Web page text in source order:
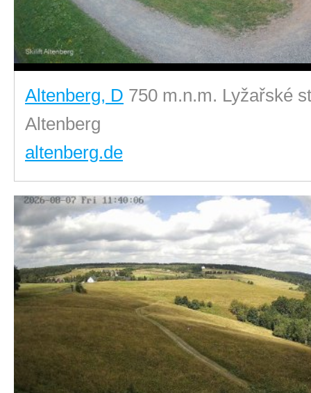
Altenberg, D 750 m.n.m. Lyžařské
Altenberg
altenberg.de